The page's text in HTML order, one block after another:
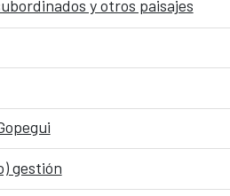
y otros paisajes
gestión